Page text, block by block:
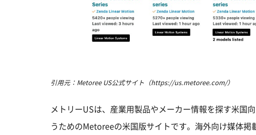
引用元：Metoree US公式サイト（https://us.metoree.com/）
メトリーUSは、産業用製品やメーカー情報を探す米国
うためのMetoreeの米国版サイトです。海外向け媒体